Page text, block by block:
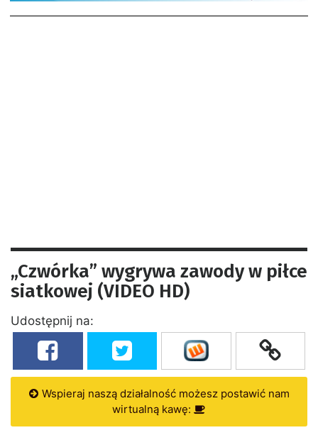
„Czwórka” wygrywa zawody w piłce
siatkowej (VIDEO HD)
Udostępnij na:
Wspieraj naszą działalność możesz postawić nam
wirtualną kawę: